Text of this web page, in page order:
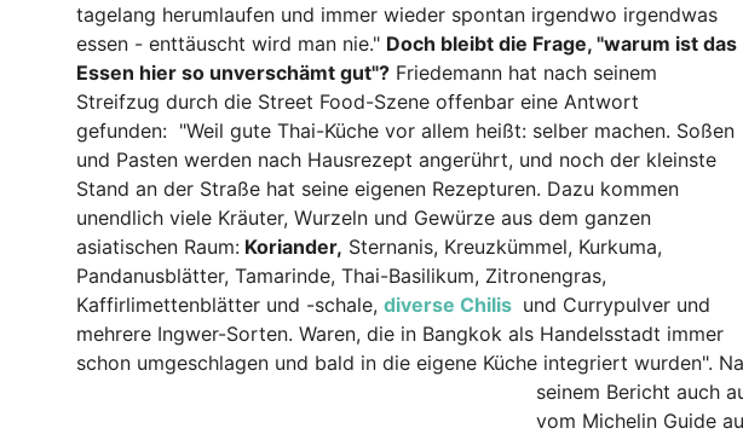
tagelang herumlaufen und immer wieder spontan irgendwo irgendwas
essen - enttäuscht wird man nie." Doch bleibt die Frage, "warum ist das
Essen hier so unverschämt gut"? Friedemann hat nach seinem
Streifzug durch die Street Food-Szene offenbar eine Antwort
gefunden: "Weil gute Thai-Küche vor allem heißt: selber machen. Soßen
und Pasten werden nach Hausrezept angerührt, und noch der kleinste
Stand an der Straße hat seine eigenen Rezepturen. Dazu kommen
unendlich viele Kräuter, Wurzeln und Gewürze aus dem ganzen
asiatischen Raum: Koriander, Sternanis, Kreuzkümmel, Kurkuma,
Pandanusblätter, Tamarinde, Thai-Basilikum, Zitronengras,
Kaffirlimettenblätter und -schale, diverse Chilis und Currypulver und
mehrere Ingwer-Sorten. Waren, die in Bangkok als Handelsstadt immer
schon umgeschlagen und bald in die eigene Küche integriert wurden".
seinem Bericht auch
vom Michelin Guide